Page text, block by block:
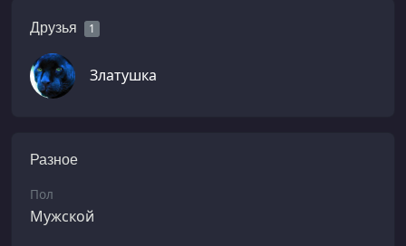
Друзья 1
Златушка
Разное
Пол
Мужской